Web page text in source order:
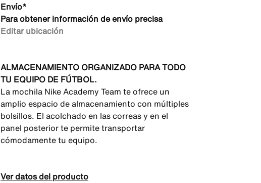
Envío*
Para obtener información de envío precisa
Editar ubicación
ALMACENAMIENTO ORGANIZADO PARA TODO
TU EQUIPO DE FÚTBOL.
La mochila Nike Academy Team te ofrece un
amplio espacio de almacenamiento con múltiples
bolsillos. El acolchado en las correas y en el
panel posterior te permite transportar
cómodamente tu equipo.
Ver datos del producto